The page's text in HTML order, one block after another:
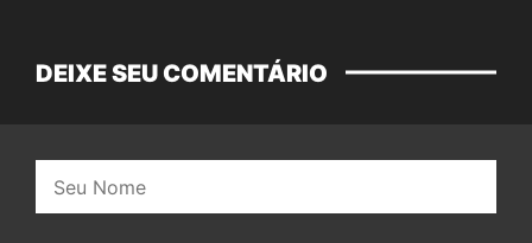
DEIXE SEU COMENTÁRIO